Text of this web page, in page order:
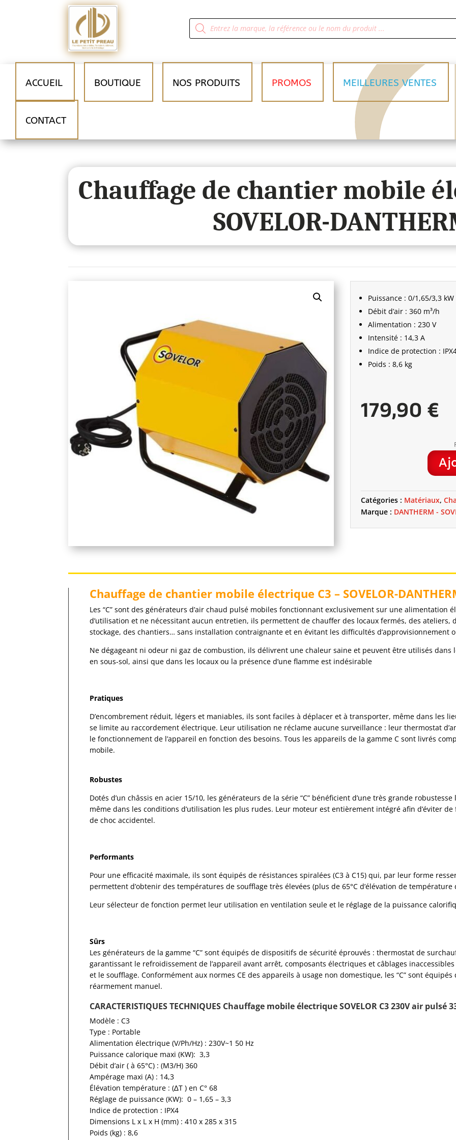
Recherche
de
produits
ACCUEIL BOUTIQUE NOS PRODUITS PROMOS MEILLEURES VENTES
CONTACT
Chauffage de chantier mobile
SOVELOR-
Puissance : 0/1,65/3,3 kW
Débit d’air : 360 m³/h
Alimentation : 230 V
Intensité : 14,3 A
Indice de protection :
Poids : 8,6 kg
179,90€
QUANTITÉ
CHAUFFAGE
DE
CHANTIER
MOBILE
SOVELOR-
Catégories : Matériaux,
Marque : DANTHERM -
Chauffage de chantier mobile électrique C3 – SOVELOR-
Les “C” sont des générateurs d’air chaud pulsé mobiles fonctionnant exclusivement sur une alimentation
d’utilisation et ne nécessitant aucun entretien, ils permettent de chauffer des locaux fermés, des ateliers,
stockage, des chantiers… sans installation contraignante et en évitant les difficultés d’approvisionnement
Ne dégageant ni odeur ni gaz de combustion, ils délivrent une chaleur saine et peuvent être utilisés dans
en sous-sol, ainsi que dans les locaux ou la présence d’une flamme est indésirable
Pratiques
D’encombrement réduit, légers et maniables, ils sont faciles à déplacer et à transporter, même dans les
se limite au raccordement électrique. Leur utilisation ne réclame aucune surveillance : leur thermostat
le fonctionnement de l’appareil en fonction des besoins. Tous les appareils de la gamme C sont livrés
mobile.
Robustes
Dotés d’un châssis en acier 15/10, les générateurs de la série “C” bénéficient d’une très grande
même dans les conditions d’utilisation les plus rudes. Leur moteur est entièrement intégré afin d’éviter
de choc accidentel.
Performants
Pour une efficacité maximale, ils sont équipés de résistances spiralées (C3 à C15) qui, par leur forme
permettent d’obtenir des températures de soufflage très élevées (plus de 65°C d’élévation de température
Leur sélecteur de fonction permet leur utilisation en ventilation seule et le réglage de la puissance
Sûrs
Les générateurs de la gamme “C” sont équipés de dispositifs de sécurité éprouvés : thermostat de
garantissant le refroidissement de l’appareil avant arrêt, composants électriques et câblages
et le soufflage. Conformément aux normes CE des appareils à usage non domestique, les “C” sont
réarmement manuel.
CARACTERISTIQUES TECHNIQUES Chauffage mobile électrique SOVELOR C3 230V air pulsé
Modèle : C3
Type : Portable
Alimentation électrique (V/Ph/Hz) : 230V~1 50 Hz
Puissance calorique maxi (KW): 3,3
Débit d’air ( à 65°C) : (M3/H) 360
Ampérage maxi (A) : 14,3
Élévation température : (∆T ) en C° 68
Réglage de puissance (KW): 0 – 1,65 – 3,3
Indice de protection : IPX4
Dimensions L x L x H (mm) : 410 x 285 x 315
Poids (kg) : 8,6